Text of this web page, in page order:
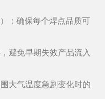
：确保每个焊点品质可
避免早期失效产品流入
大气温度急剧变化时的